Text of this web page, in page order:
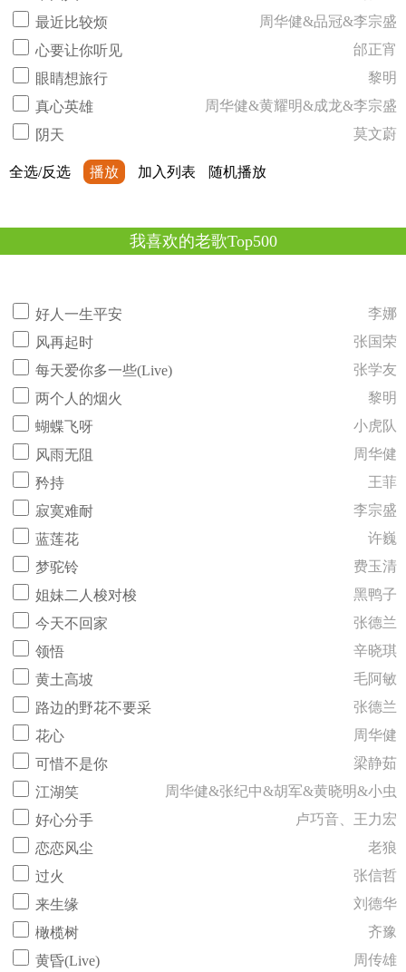
最近比较烦
周华健&品冠&李宗盛
心要让你听见
邰正宵
眼睛想旅行
黎明
真心英雄
周华健&黄耀明&成龙&李宗盛
阴天
莫文蔚
全选/反选 播放 加入列表 随机播放
我喜欢的老歌Top500
好人一生平安
李娜
风再起时
张国荣
每天爱你多一些(Live)
张学友
两个人的烟火
黎明
蝴蝶飞呀
小虎队
风雨无阻
周华健
矜持
王菲
寂寞难耐
李宗盛
蓝莲花
许巍
梦驼铃
费玉清
姐妹二人梭对梭
黑鸭子
今天不回家
张德兰
领悟
辛晓琪
黄土高坡
毛阿敏
路边的野花不要采
张德兰
花心
周华健
可惜不是你
梁静茹
江湖笑
周华健&张纪中&胡军&黄晓明&小虫
好心分手
卢巧音、王力宏
恋恋风尘
老狼
过火
张信哲
来生缘
刘德华
橄榄树
齐豫
黄昏(Live)
周传雄